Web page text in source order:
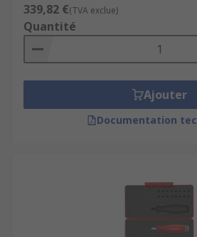
339,82 €(TVA exclue)
Quantité
Ajouter
Documentation